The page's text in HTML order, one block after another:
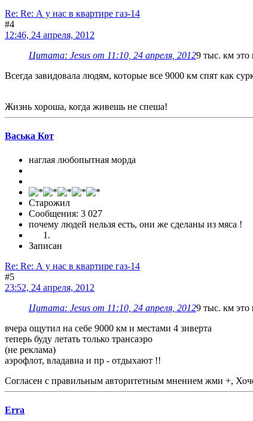
Re: Re: А у нас в квартире газ-14
#4
12:46, 24 апреля, 2012
Цитата: Jesus от 11:10, 24 апреля, 20129 тыс. км это
Всегда завидовала людям, которые все 9000 км спят как
Жизнь хороша, когда живешь не спеша!
Васька Кот
наглая любопытная морда
Старожил
Сообщения: 3 027
почему людей нельзя есть, они же сделаны из мяса !
Записан
Re: Re: А у нас в квартире газ-14
#5
23:52, 24 апреля, 2012
Цитата: Jesus от 11:10, 24 апреля, 20129 тыс. км это
вчера ощутил на себе 9000 км и местами 4 зиверта
теперь буду летать только трансаэро
(не реклама)
аэрофлот, владавиа и пр - отдыхают !!
Согласен с правильным авторитетным мнением жми +,
Erra